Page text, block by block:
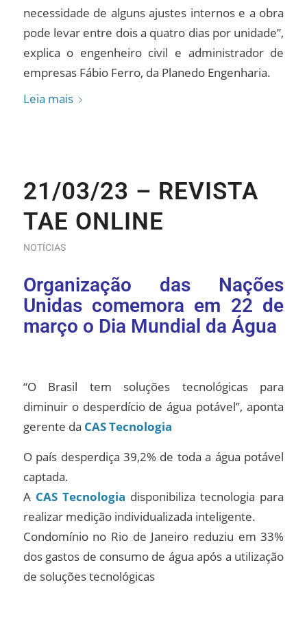
necessidade de alguns ajustes internos e a obra
pode levar entre dois a quatro dias por unidade”,
explica o engenheiro civil e administrador de
empresas Fábio Ferro, da Planedo Engenharia.
Leia mais
21/03/23 – REVISTA
TAE ONLINE
NOTÍCIAS
Organização das Nações
Unidas comemora em 22 de
março o Dia Mundial da Água
“O Brasil tem soluções tecnológicas para
diminuir o desperdício de água potável”, aponta
gerente da CAS Tecnologia
O país desperdiça 39,2% de toda a água potável
captada.
A CAS Tecnologia disponibiliza tecnologia para
realizar medição individualizada inteligente.
Condomínio no Rio de Janeiro reduziu em 33%
dos gastos de consumo de água após a utilização
de soluções tecnológicas